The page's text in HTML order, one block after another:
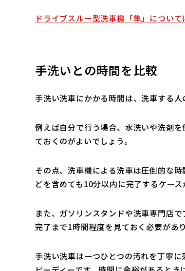
ドライブスルー型洗車機「隼」について
手洗いとの時間を比較
手洗い洗車にかかる時間は、洗車する
例えば自分で行う場合、水洗いや洗剤
ておくのがよいでしょう。
その点、洗車機による洗車は圧倒的な
どを含めても10分以内に完了するケー
また、ガソリンスタンドや洗車専門店
完了まで1時間程度を見ておく必要があり
手洗い洗車は一つひとつの汚れを丁寧